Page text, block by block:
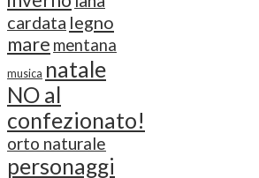
cardata legno
mare mentana
musica natale
NO al
confezionato!
orto naturale
personaggi